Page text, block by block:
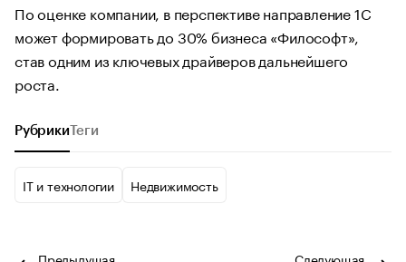
По оценке компании, в перспективе направление 1С
может формировать до 30% бизнеса «Философт»,
став одним из ключевых драйверов дальнейшего
роста.
Рубрики Теги
IT и технологии Недвижимость